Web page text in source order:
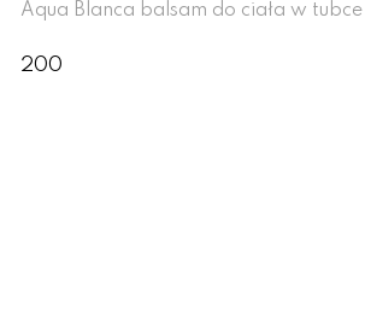
Aqua Blanca balsam do ciała w tubce
200